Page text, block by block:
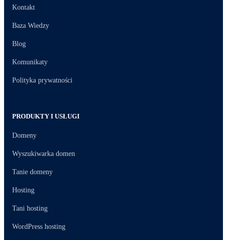
Kontakt
Baza Wiedzy
Blog
Komunikaty
Polityka prywatności
PRODUKTY I USŁUGI
Domeny
Wyszukiwarka domen
Tanie domeny
Hosting
Tani hosting
WordPress hosting